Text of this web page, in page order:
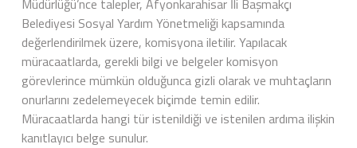
Müdürlüğü’nce talepler, Afyonkarahisar İli Başmakçı
Belediyesi Sosyal Yardım Yönetmeliği kapsamında
değerlendirilmek üzere, komisyona iletilir. Yapılacak
müracaatlarda, gerekli bilgi ve belgeler komisyon
görevlerince mümkün olduğunca gizli olarak ve muhtaçların
onurlarını zedelemeyecek biçimde temin edilir.
Müracaatlarda hangi tür istenildiği ve istenilen ardıma ilişkin
kanıtlayıcı belge sunulur.